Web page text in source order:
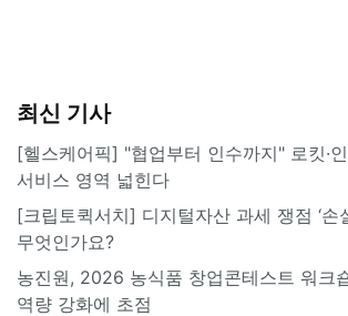
최신 기사
[헬스케어픽] "협업부터 인수까지" 로킷·
서비스 영역 넓힌다
[크립토퀵서치] 디지털자산 과세 쟁점 ‘손
무엇인가요?
농진원, 2026 농식품 창업콘테스트 워크숍
역량 강화에 초점